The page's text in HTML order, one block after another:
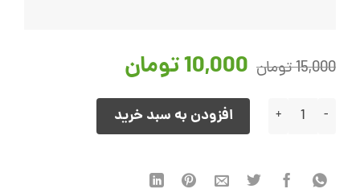
15,000تومان
قیمت
اصلی:
15,000 تومان
بود.
10,000تومانفعلی:
فایل روت Samsung A305F اندروید 10 باینری 5 بیلد BTE3 عدد افزودن به سبد خرید